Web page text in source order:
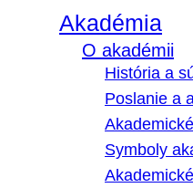
Akadémia
O akadémii
História a
Poslanie a
Symboly